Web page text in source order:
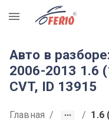
R
Авто в
2006-2013 1.6
CVT, ID 13915
Главная / / 1.6